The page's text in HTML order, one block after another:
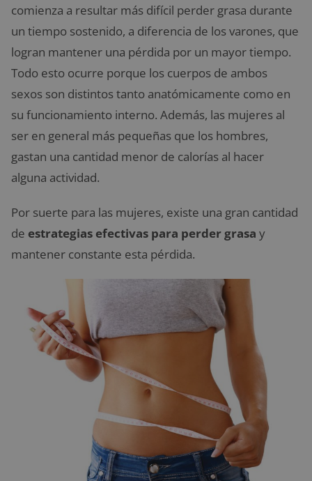
comienza a resultar más difícil perder grasa durante
un tiempo sostenido, a diferencia de los varones, que
logran mantener una pérdida por un mayor tiempo.
Todo esto ocurre porque los cuerpos de ambos
sexos son distintos tanto anatómicamente como en
su funcionamiento interno. Además, las mujeres al
ser en general más pequeñas que los hombres,
gastan una cantidad menor de calorías al hacer
alguna actividad.
Por suerte para las mujeres, existe una gran cantidad
de estrategias efectivas para perder grasa y
mantener constante esta pérdida.